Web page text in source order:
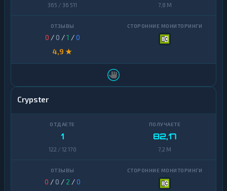
365 / 36 511 7,8 M
0 / 0 /1 /0
4,9 ★
Crypster
1
122 / 12 170
82,17
7,2 M
0 / 0 / 2 /0